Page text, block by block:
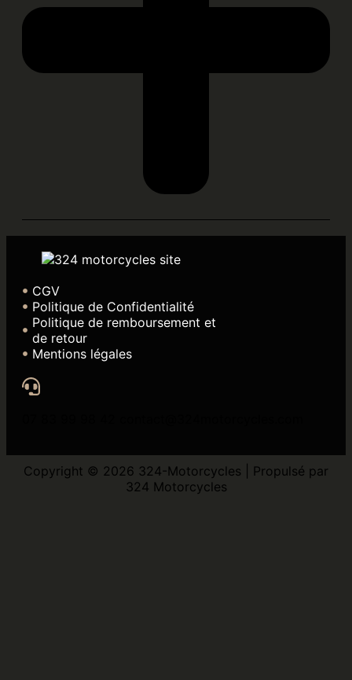
CGV
Politique de Confidentialité
Politique de remboursement et
de retour
Mentions légales
Copyright © 2026 324-Motorcycles | Propulsé par
324 Motorcycles